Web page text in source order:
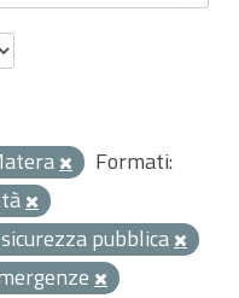
Formati:
pubblica